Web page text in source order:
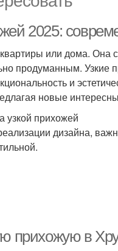
2025:
или дома. Она
продуманным. Узкие
и
новые
узкой прихожей
дизайна,
прихожую в